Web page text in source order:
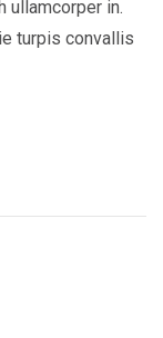
ullamcorper in.
turpis convallis